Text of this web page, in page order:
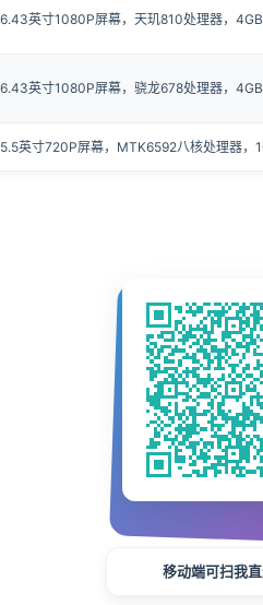
6.43英寸1080P屏幕，天玑810处理器，
6.43英寸1080P屏幕，骁龙678处理器，
5.5英寸720P屏幕，MTK6592八核处理器，
移动端可扫我